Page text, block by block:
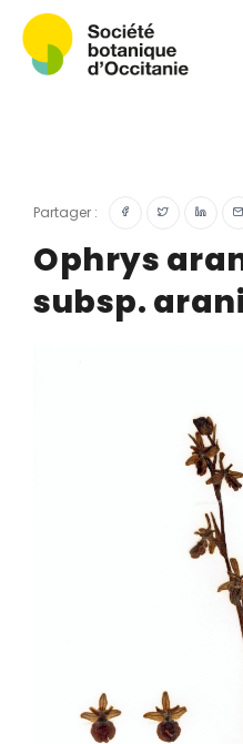
Herbier PCPR
Ressources
Partager :
Ophrys
subsp.